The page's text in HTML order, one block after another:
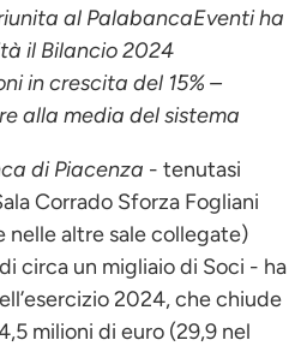
al PalabancaEventi ha
il Bilancio 2024
in crescita del 15% –
alla media del sistema
di Piacenza - tenutasi
Corrado Sforza Fogliani
nelle altre sale collegate)
circa un migliaio di Soci - ha
2024, che chiude
milioni di euro (29,9 nel